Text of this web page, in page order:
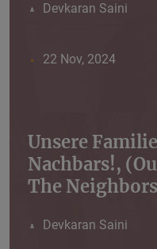
Devkaran Saini
22 Nov, 2024
Unsere
Nachbars!,
The
Devkaran Saini